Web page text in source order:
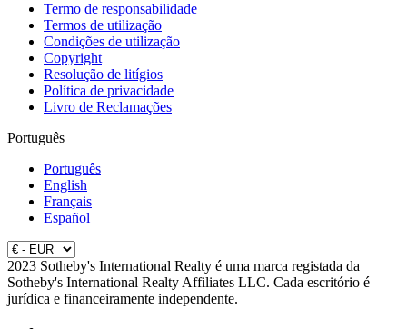
Termo de responsabilidade
Termos de utilização
Condições de utilização
Copyright
Resolução de litígios
Política de privacidade
Livro de Reclamações
Português
Português
English
Français
Español
2023 Sotheby's International Realty é uma marca registada da
Sotheby's International Realty Affiliates LLC. Cada escritório é
jurídica e financeiramente independente.